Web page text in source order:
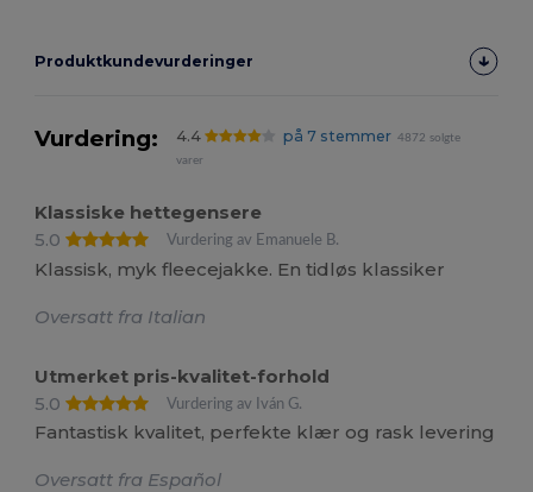
Produktkundevurderinger
Vurdering: 4.4 på 7 stemmer 4872 solgte
varer
Klassiske hettegensere
5.0
Vurdering av Emanuele B.
Klassisk, myk fleecejakke. En tidløs klassiker
Oversatt fra Italian
Utmerket pris-kvalitet-forhold
5.0
Vurdering av Iván G.
Fantastisk kvalitet, perfekte klær og rask levering
Oversatt fra Español